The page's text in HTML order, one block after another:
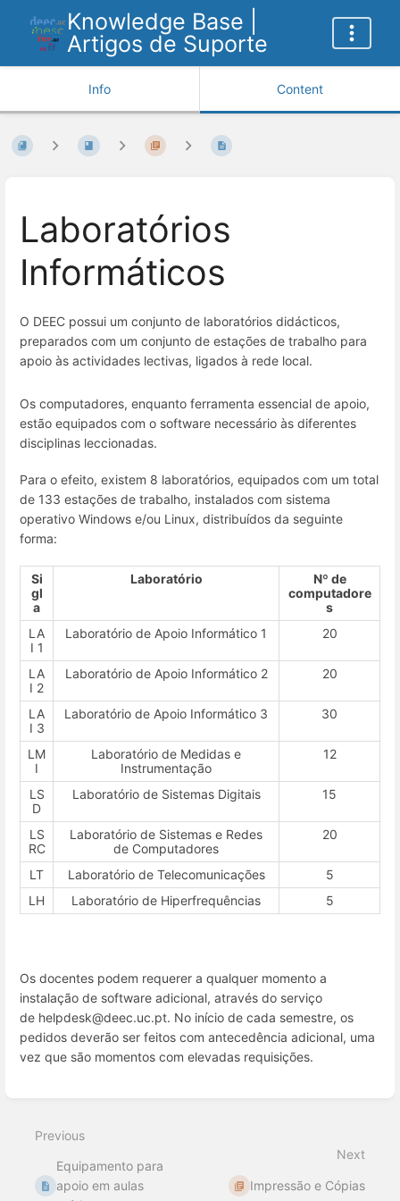
Knowledge Base |
Artigos de Suporte
Info Content
Laboratórios
Informáticos
O DEEC possui um conjunto de laboratórios didácticos,
preparados com um conjunto de estações de trabalho para
apoio às actividades lectivas, ligados à rede local.
Os computadores, enquanto ferramenta essencial de apoio,
estão equipados com o software necessário às diferentes
disciplinas leccionadas.
Para o efeito, existem 8 laboratórios, equipados com um total
de 133 estações de trabalho, instalados com sistema
operativo Windows e/ou Linux, distribuídos da seguinte
forma:
Si
gl
a
Laboratório
Nº de
computadore
s
LA
I 1
Laboratório de Apoio Informático 1 20
LA
I 2
Laboratório de Apoio Informático 2 20
LA
I 3
Laboratório de Apoio Informático 3 30
LM
I
Laboratório de Medidas e
Instrumentação
12
LS
D
Laboratório de Sistemas Digitais 15
LS
RC
Laboratório de Sistemas e Redes
de Computadores
20
LT Laboratório de Telecomunicações
5
LH
Laboratório de Hiperfrequências 5
Os docentes podem requerer a qualquer momento a
instalação de software adicional, através do serviço
de helpdesk@deec.uc.pt. No início de cada semestre, os
pedidos deverão ser feitos com antecedência adicional, uma
vez que são momentos com elevadas requisições.
mode
Previous
Equipamento para
apoio em aulas
Next
Impressão e Cópias